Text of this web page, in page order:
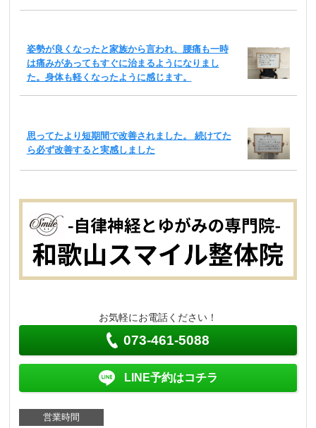
姿勢が良くなったと家族から言われ、腰痛も一時
は痛みがあってもすぐに治まるようになりまし
た。身体も軽くなったように感じます。
思ってたより短期間で改善されました。 続けてた
ら必ず改善すると実感しました
お気軽にお電話ください！
073-461-5088
LINE予約はコチラ
営業時間